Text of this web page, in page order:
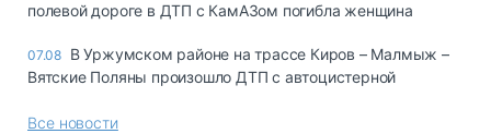
полевой дороге в ДТП с КамАЗом погибла женщина
07.08 В Уржумском районе на трассе Киров – Малмыж –
Вятские Поляны произошло ДТП с автоцистерной
Все новости